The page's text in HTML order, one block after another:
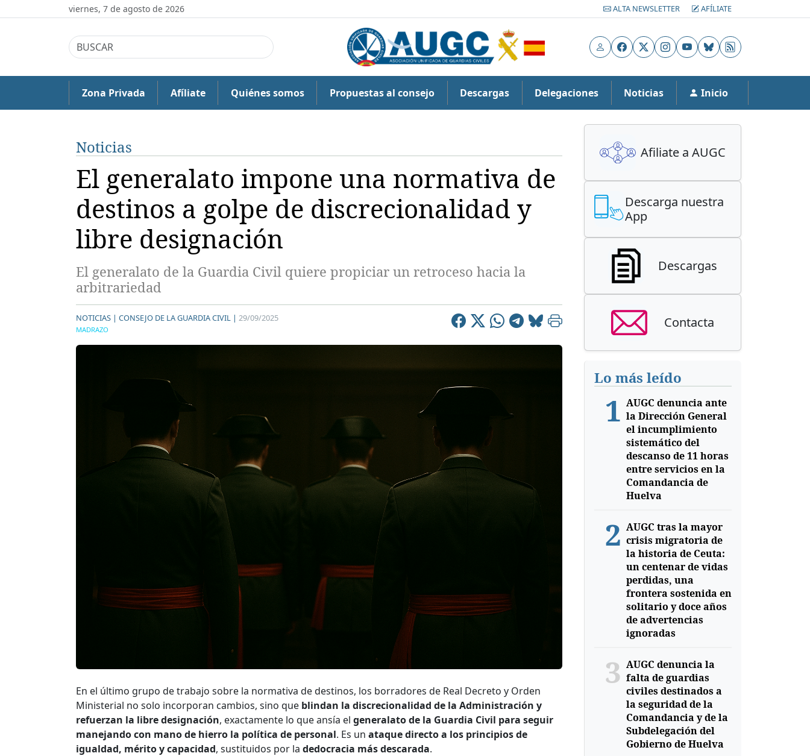
viernes, 7 de agosto de 2026 ALTA NEWSLETTER AFÍLIATE
UsuarioFacebook
X Instagram
YouTubeBluesky
RSS
Zona Privada Afíliate Quiénes somos Propuestas al consejo Descargas Delegaciones Noticias Inicio
Noticias
El generalato impone una normativa de
destinos a golpe de discrecionalidad y
libre designación
El generalato de la Guardia Civil quiere propiciar un retroceso hacia la
arbitrariedad
NOTICIAS | CONSEJO DE LA GUARDIA CIVIL | 29/09/2025
MADRAZO
En el último grupo de trabajo sobre la normativa de destinos, los borradores de Real Decreto y Orden
Ministerial no solo incorporan cambios, sino que blindan la discrecionalidad de la Administración y
refuerzan la libre designación, exactamente lo que ansía el generalato de la Guardia Civil para seguir
manejando con mano de hierro la política de personal. Es un ataque directo a los principios de
igualdad, mérito y capacidad, sustituidos por la dedocracia más descarada.
Afiliate a AUGC
Descarga nuestra
App
Descargas
Contacta
Lo más leído
1 AUGC denuncia ante
la Dirección General
el incumplimiento
sistemático del
descanso de 11 horas
entre servicios en la
Comandancia de
Huelva
2 AUGC tras la mayor
crisis migratoria de
la historia de Ceuta:
un centenar de vidas
perdidas, una
frontera sostenida en
solitario y doce años
de advertencias
ignoradas
3 AUGC denuncia la
falta de guardias
civiles destinados a
la seguridad de la
Comandancia y de la
Subdelegación del
Gobierno de Huelva